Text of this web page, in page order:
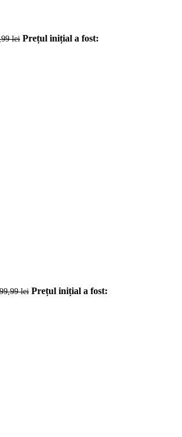
lei Prețul inițial a fost:
lei Prețul inițial a fost: